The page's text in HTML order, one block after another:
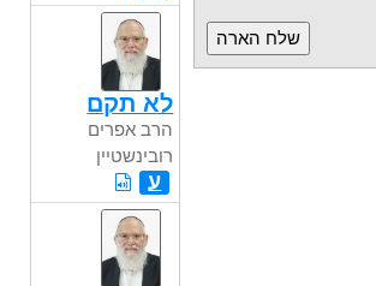
לא תקם
הרב אפרים
רובינשטיין
ע